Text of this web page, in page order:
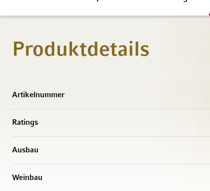
Produktdetails
Artikelnummer
Ratings
Ausbau
Weinbau